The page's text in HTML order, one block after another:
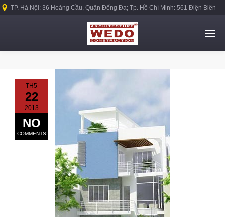
TP. Hà Nội: 36 Hoàng Cầu, Quận Đống Đa; Tp. Hồ Chí Minh: 561 Điện Biên
TH5
22
2013
NO
COMMENTS